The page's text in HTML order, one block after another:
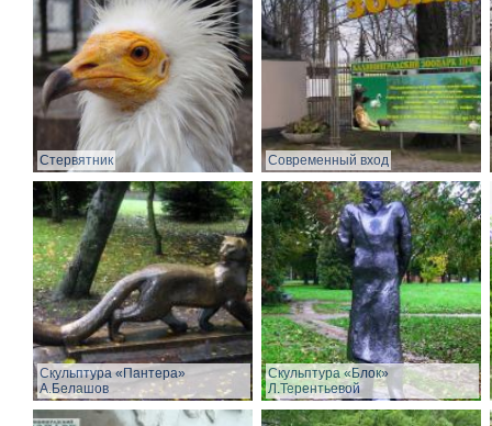
Стервятник Современный вход
Скульптура «Пантера»
А.Белашов
Скульптура «Блок»
Л.Терентьевой